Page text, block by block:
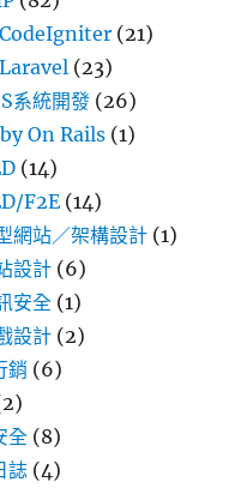
CodeIgniter (21)
Laravel (23)
系統開發 (26)
On Rails (1)
(14)
F2E (14)
網站／架構設計 (1)
設計 (6)
安全 (1)
設計 (2)
銷 (6)
全 (8)
誌 (4)